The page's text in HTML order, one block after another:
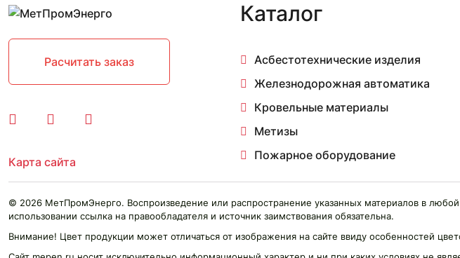
11 мм 3.26-4.7 м
11 мм 4.1 м
12 мм
12 мм 0.1 м
12 мм 0.15 м
12 мм 0.2 м
12 мм 0.3 м
12 мм 0.4 м
12 мм 0.455 м
Расчитать заказ
Карта сайта
Каталог
Асбестотехнические изделия
Железнодорожная автоматика
Кровельные материалы
Метизы
Пожарное оборудование
© 2026 МетПромЭнерго. Воспроизведение или распространение указанных материалов в
использовании ссылка на правообладателя и источник заимствования обязательна.
Внимание! Цвет продукции может отличаться от изображения на сайте ввиду особенностей